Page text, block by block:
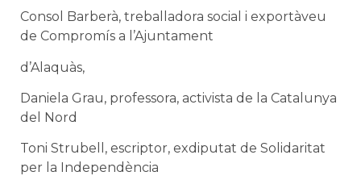
Consol Barberà, treballadora social i exportàveu
de Compromís a l’Ajuntament
d’Alaquàs,
Daniela Grau, professora, activista de la Catalunya
del Nord
Toni Strubell, escriptor, exdiputat de Solidaritat
per la Independència